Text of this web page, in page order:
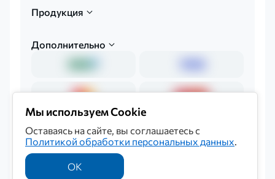
Продукция
Дополнительно
Политика обработки персональных данных
© 2026 «Мединкор»
Мы используем Cookie
Оставаясь на сайте, вы соглашаетесь с
Политикой обработки персональных данных.
ОК